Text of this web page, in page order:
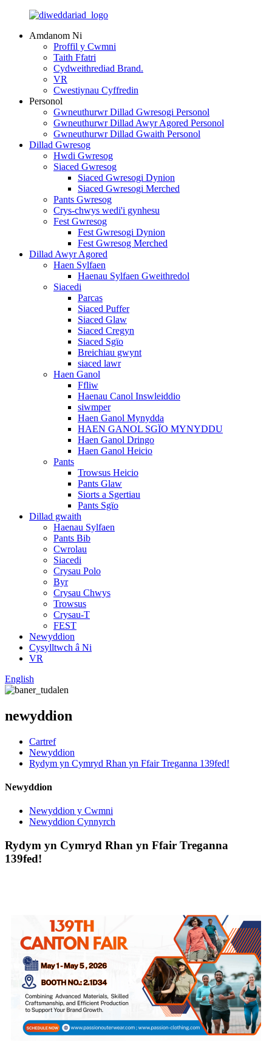
Amdanom Ni
Proffil y Cwmni
Taith Ffatri
Cydweithrediad Brand.
VR
Cwestiynau Cyffredin
Personol
Gwneuthurwr Dillad Gwresogi Personol
Gwneuthurwr Dillad Awyr Agored Personol
Gwneuthurwr Dillad Gwaith Personol
Dillad Gwresog
Hwdi Gwresog
Siaced Gwresog
Siaced Gwresogi Dynion
Siaced Gwresogi Merched
Pants Gwresog
Crys-chwys wedi'i gynhesu
Fest Gwresog
Fest Gwresogi Dynion
Fest Gwresog Merched
Dillad Awyr Agored
Haen Sylfaen
Haenau Sylfaen Gweithredol
Siacedi
Parcas
Siaced Puffer
Siaced Glaw
Siaced Cregyn
Siaced Sgïo
Breichiau gwynt
siaced lawr
Haen Ganol
Ffliw
Haenau Canol Inswleiddio
siwmper
Haen Ganol Mynydda
HAEN GANOL SGÏO MYNYDDU
Haen Ganol Dringo
Haen Ganol Heicio
Pants
Trowsus Heicio
Pants Glaw
Siorts a Sgertiau
Pants Sgïo
Dillad gwaith
Haenau Sylfaen
Pants Bib
Cwrolau
Siacedi
Crysau Polo
Byr
Crysau Chwys
Trowsus
Crysau-T
FEST
Newyddion
Cysylltwch â Ni
VR
English
newyddion
Cartref
Newyddion
Rydym yn Cymryd Rhan yn Ffair Treganna 139fed!
Newyddion
Newyddion y Cwmni
Newyddion Cynnyrch
Rydym yn Cymryd Rhan yn Ffair Treganna
139fed!